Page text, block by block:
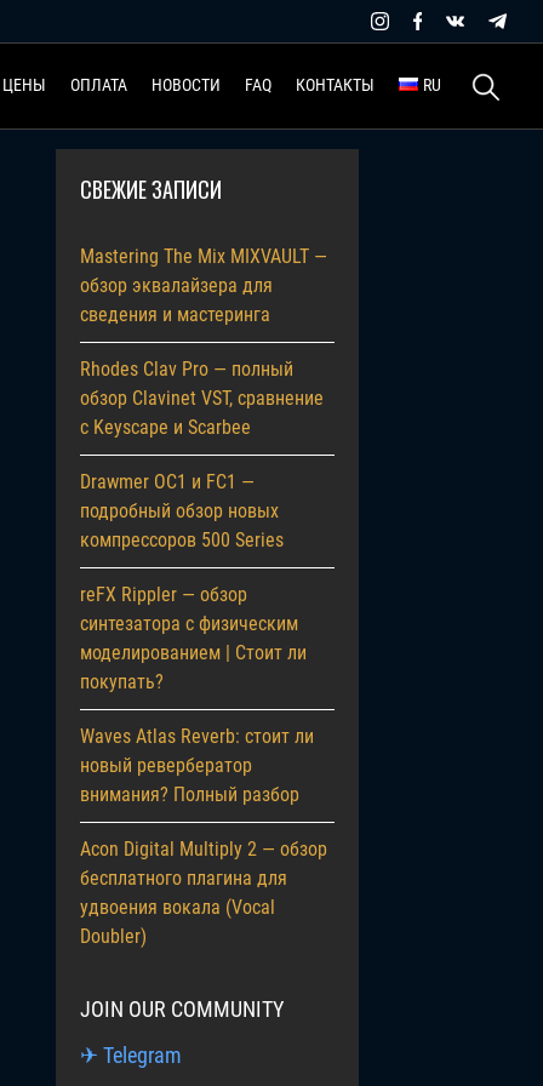
ЦЕНЫ ОПЛАТА НОВОСТИ FAQ КОНТАКТЫ RU Найти:
СВЕЖИЕ ЗАПИСИ
Mastering The Mix MIXVAULT —
обзор эквалайзера для
сведения и мастеринга
Rhodes Clav Pro — полный
обзор Clavinet VST, сравнение
с Keyscape и Scarbee
Drawmer OC1 и FC1 —
подробный обзор новых
компрессоров 500 Series
reFX Rippler — обзор
синтезатора с физическим
моделированием | Стоит ли
покупать?
Waves Atlas Reverb: стоит ли
новый ревербератор
внимания? Полный разбор
Acon Digital Multiply 2 — обзор
бесплатного плагина для
удвоения вокала (Vocal
Doubler)
JOIN OUR COMMUNITY
✈ Telegram